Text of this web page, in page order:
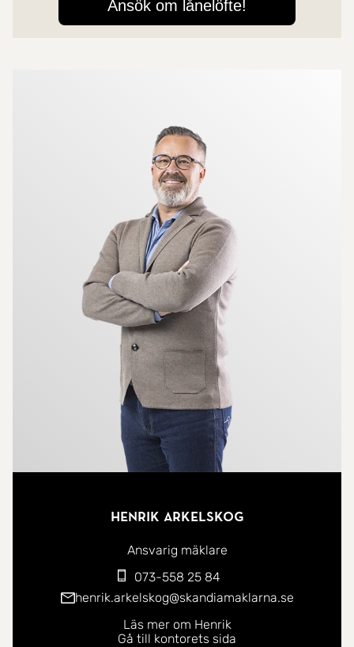
Henrik Arkelskog
Ansvarig mäklare
073-558 25 84
henrik.arkelskog@skandiamaklarna.se
Läs mer om Henrik
Gå till kontorets sida